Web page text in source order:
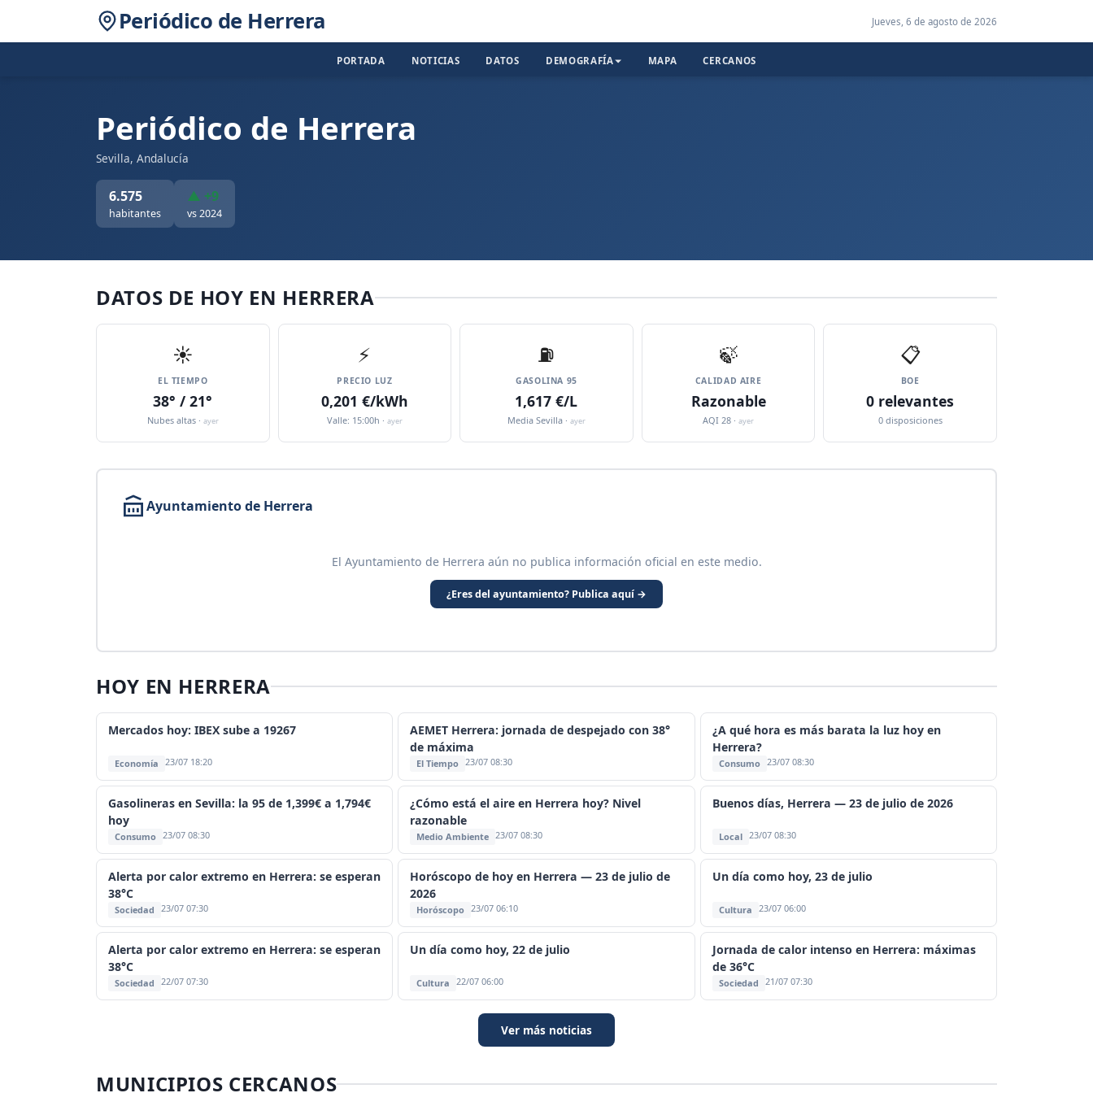
Periódico de Herrera Jueves, 6 de agosto de 2026
PORTADA NOTICIAS DATOS DEMOGRAFÍA MAPA CERCANOS
Periódico de Herrera
Sevilla, Andalucía
6.575
habitantes
▲ +9
vs 2024
DATOS DE HOY EN HERRERA
☀️
EL TIEMPO
38° / 21°
Nubes altas · ayer
⚡
PRECIO LUZ
0,201 €/kWh
Valle: 15:00h · ayer
⛽️
GASOLINA 95
1,617 €/L
Media Sevilla · ayer
🍃
CALIDAD AIRE
Razonable
AQI 28 ·ayer
📋
BOE
0 relevantes
0 disposiciones
Ayuntamiento de Herrera
El Ayuntamiento de Herrera aún no publica información oficial en este medio.
¿Eres del ayuntamiento? Publica aquí →
HOY EN HERRERA
Mercados hoy: IBEX sube a 19267
Economía 23/07 18:20
AEMET Herrera: jornada de despejado con 38°
de máxima
El Tiempo 23/07 08:30
¿A qué hora es más barata la luz hoy en
Herrera?
Consumo 23/07 08:30
Gasolineras en Sevilla: la 95 de 1,399€ a 1,794€
hoy
Consumo 23/07 08:30
¿Cómo está el aire en Herrera hoy? Nivel
razonable
Medio Ambiente 23/07 08:30
Buenos días, Herrera — 23 de julio de 2026
Local 23/07 08:30
Alerta por calor extremo en Herrera: se esperan
38°C
Sociedad 23/07 07:30
Horóscopo de hoy en Herrera — 23 de julio de
2026
Horóscopo 23/07 06:10
Un día como hoy, 23 de julio
Cultura 23/07 06:00
Alerta por calor extremo en Herrera: se esperan
38°C
Sociedad 22/07 07:30
Un día como hoy, 22 de julio
Cultura 22/07 06:00
Jornada de calor intenso en Herrera: máximas
de 36°C
Sociedad 21/07 07:30
Ver más noticias
MUNICIPIOS CERCANOS